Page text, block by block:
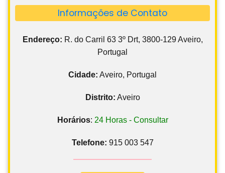
Informações de Contato
Endereço: R. do Carril 63 3º Drt, 3800-129 Aveiro,
Portugal
Cidade: Aveiro, Portugal
Distrito: Aveiro
Horários: 24 Horas - Consultar
Telefone: 915 003 547